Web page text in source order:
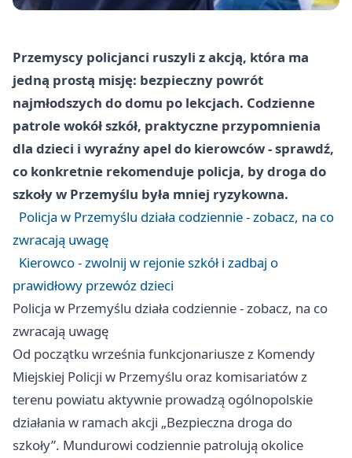
Przemyscy policjanci ruszyli z akcją, która ma
jedną prostą misję: bezpieczny powrót
najmłodszych do domu po lekcjach. Codzienne
patrole wokół szkół, praktyczne przypomnienia
dla dzieci i wyraźny apel do kierowców - sprawdź,
co konkretnie rekomenduje policja, by droga do
szkoły w Przemyślu była mniej ryzykowna.
Policja w Przemyślu działa codziennie - zobacz, na co
zwracają uwagę
Kierowco - zwolnij w rejonie szkół i zadbaj o
prawidłowy przewóz dzieci
Policja w Przemyślu działa codziennie - zobacz, na co
zwracają uwagę
Od początku września funkcjonariusze z Komendy
Miejskiej Policji w Przemyślu oraz komisariatów z
terenu powiatu aktywnie prowadzą ogólnopolskie
działania w ramach akcji „Bezpieczna droga do
szkoły”. Mundurowi codziennie patrolują okolice